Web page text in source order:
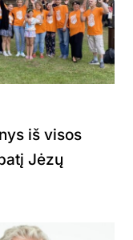
iš visos
Jėzų